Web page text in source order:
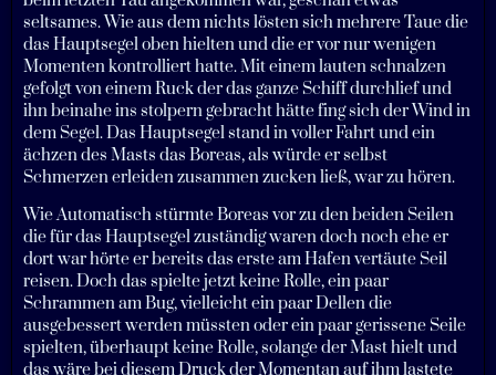
seltsames. Wie aus dem nichts lösten sich mehrere Taue die
das Hauptsegel oben hielten und die er vor nur wenigen
Momenten kontrolliert hatte. Mit einem lauten schnalzen
gefolgt von einem Ruck der das ganze Schiff durchlief und
ihn beinahe ins stolpern gebracht hätte fing sich der Wind in
dem Segel. Das Hauptsegel stand in voller Fahrt und ein
ächzen des Masts das Boreas, als würde er selbst
Schmerzen erleiden zusammen zucken ließ, war zu hören.
Wie Automatisch stürmte Boreas vor zu den beiden Seilen
die für das Hauptsegel zuständig waren doch noch ehe er
dort war hörte er bereits das erste am Hafen vertäute Seil
reisen. Doch das spielte jetzt keine Rolle, ein paar
Schrammen am Bug, vielleicht ein paar Dellen die
ausgebessert werden müssten oder ein paar gerissene Seile
spielten, überhaupt keine Rolle, solange der Mast hielt und
das wäre bei diesem Druck der Momentan auf ihm lastete